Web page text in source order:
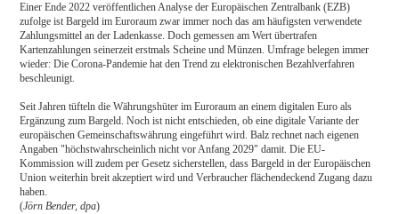
Einer Ende 2022 veröffentlichen Analyse der Europäischen Zentralbank (EZB)
zufolge ist Bargeld im Euroraum zwar immer noch das am häufigsten verwendete
Zahlungsmittel an der Ladenkasse. Doch gemessen am Wert übertrafen
Kartenzahlungen seinerzeit erstmals Scheine und Münzen. Umfrage belegen immer
wieder: Die Corona-Pandemie hat den Trend zu elektronischen Bezahlverfahren
beschleunigt.
Seit Jahren tüfteln die Währungshüter im Euroraum an einem digitalen Euro als
Ergänzung zum Bargeld. Noch ist nicht entschieden, ob eine digitale Variante der
europäischen Gemeinschaftswährung eingeführt wird. Balz rechnet nach eigenen
Angaben "höchstwahrscheinlich nicht vor Anfang 2029" damit. Die EU-
Kommission will zudem per Gesetz sicherstellen, dass Bargeld in der Europäischen
Union weiterhin breit akzeptiert wird und Verbraucher flächendeckend Zugang dazu
haben.
(Jörn Bender, dpa)